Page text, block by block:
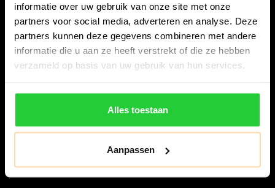
informatie over uw gebruik van onze site met onze
partners voor social media, adverteren en analyse. Deze
partners kunnen deze gegevens combineren met andere
informatie die u aan ze heeft verstrekt of die ze hebben
verzameld op basis van uw gebruik van hun services.
Alles toestaan
Aanpassen
Snijdersstraat 6
8224 AA Lelystad
Nederland
06-57276080
info@bespanracket.nl